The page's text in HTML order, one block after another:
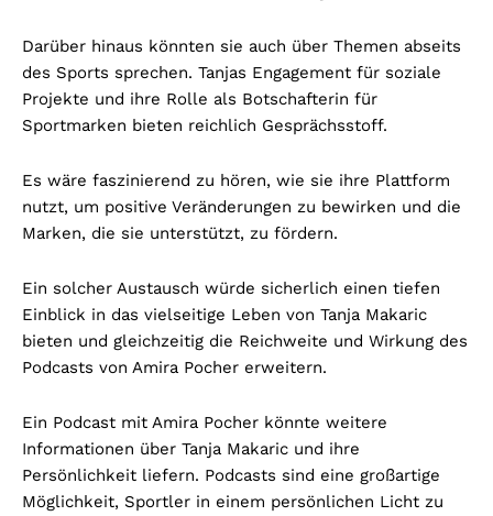
Darüber hinaus könnten sie auch über Themen abseits
des Sports sprechen. Tanjas Engagement für soziale
Projekte und ihre Rolle als Botschafterin für
Sportmarken bieten reichlich Gesprächsstoff.
Es wäre faszinierend zu hören, wie sie ihre Plattform
nutzt, um positive Veränderungen zu bewirken und die
Marken, die sie unterstützt, zu fördern.
Ein solcher Austausch würde sicherlich einen tiefen
Einblick in das vielseitige Leben von Tanja Makaric
bieten und gleichzeitig die Reichweite und Wirkung des
Podcasts von Amira Pocher erweitern.
Ein Podcast mit Amira Pocher könnte weitere
Informationen über Tanja Makaric und ihre
Persönlichkeit liefern. Podcasts sind eine großartige
Möglichkeit, Sportler in einem persönlichen Licht zu